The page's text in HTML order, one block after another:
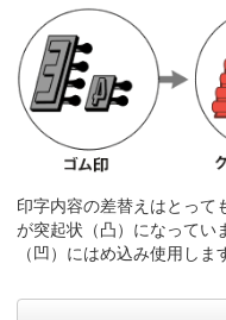
印字内容の差替えはとって
が突起状（凸）になってい
（凹）にはめ込み使用しま